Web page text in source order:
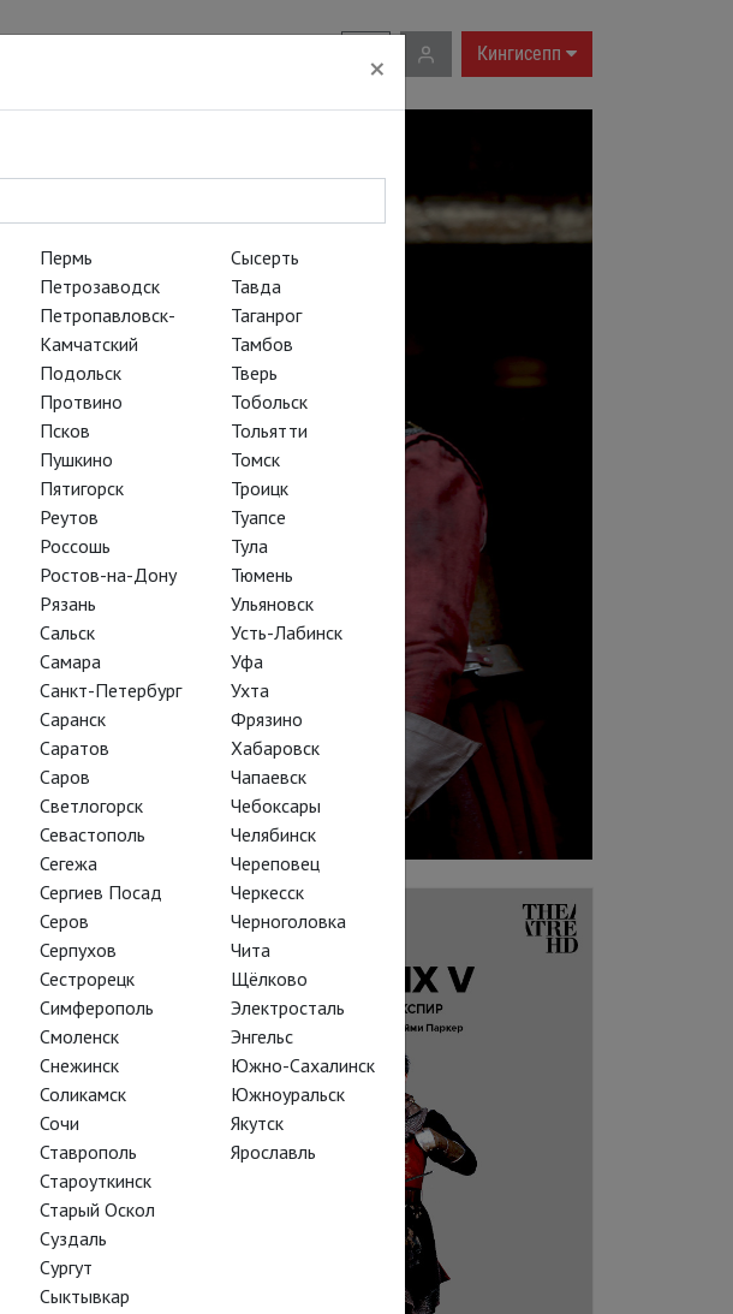
Кингисепп
×
Пермь
Петрозаводск
Петропавловск-
Камчатский
Подольск
Протвино
Псков
Пушкино
Пятигорск
Реутов
Россошь
Ростов-на-Дону
Рязань
Сальск
Самара
Санкт-Петербург
Саранск
Саратов
Саров
Светлогорск
Севастополь
Сегежа
Сергиев Посад
Серов
Серпухов
Сестрорецк
Симферополь
Смоленск
Снежинск
Соликамск
Сочи
Ставрополь
Староуткинск
Старый Оскол
Суздаль
Сургут
Сыктывкар
Сысерть
Тавда
Таганрог
Тамбов
Тверь
Тобольск
Тольятти
Томск
Троицк
Туапсе
Тула
Тюмень
Ульяновск
Усть-Лабинск
Уфа
Ухта
Фрязино
Хабаровск
Чапаевск
Чебоксары
Челябинск
Череповец
Черкесск
Черноголовка
Чита
Щёлково
Электросталь
Энгельс
Южно-Сахалинск
Южноуральск
Якутск
Ярославль